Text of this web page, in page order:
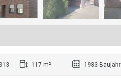
117 m² 1983 Baujahr